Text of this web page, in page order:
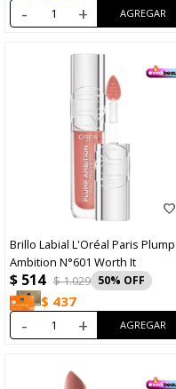
- +
Brillo Labial L'Oréal Paris Plump
Ambition N°601 Worth It
$ 514 $1.029 50
$ 437
- +